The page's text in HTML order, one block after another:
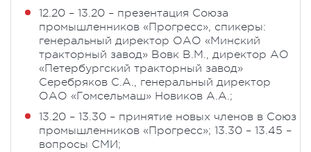
12.20 – 13.20 – презентация Союза
промышленников «Прогресс», спикеры:
генеральный директор ОАО «Минский
тракторный завод» Вовк В.М., директор АО
«Петербургский тракторный завод»
Серебряков С.А., генеральный директор
ОАО «Гомсельмаш» Новиков А.А.;
13.20 – 13.30 – принятие новых членов в Союз
промышленников «Прогресс»; 13.30 – 13.45 –
вопросы СМИ;